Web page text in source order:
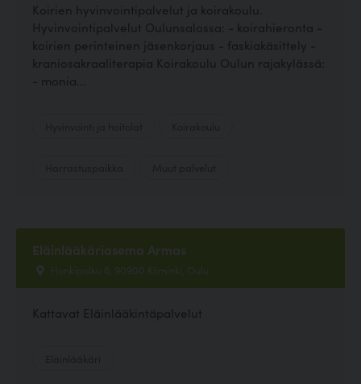
Koirien hyvinvointipalvelut ja koirakoulu.
Hyvinvointipalvelut Oulunsalossa: - koirahieronta -
koirien perinteinen jäsenkorjaus - faskiakäsittely -
kraniosakraaliterapia Koirakoulu Oulun rajakylässä:
- monia...
Eläinlääkäriasema Armas
Honkipolku 6, 90900 Kiiminki, Oulu
Kattavat Eläinlääkintäpalvelut